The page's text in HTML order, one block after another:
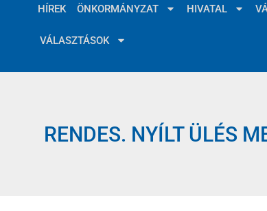
HÍREK ÖNKORMÁNYZAT HIVATAL
VÁLASZTÁSOK
RENDES. NYÍLT ÜLÉS